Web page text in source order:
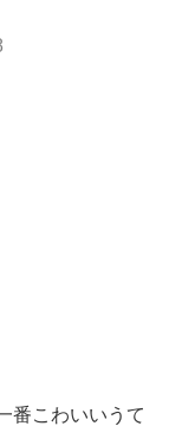
番こわいいうて